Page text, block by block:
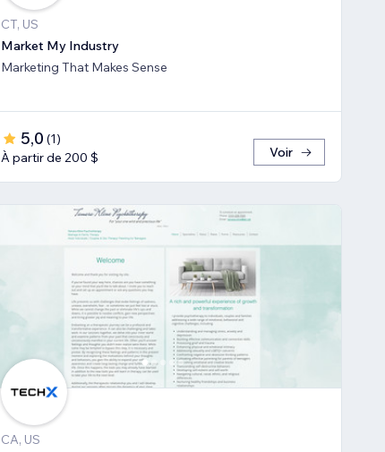
CT, US
Market My Industry
Marketing That Makes Sense
5,0 (1)
À partir de 200 $
Voir
CA, US